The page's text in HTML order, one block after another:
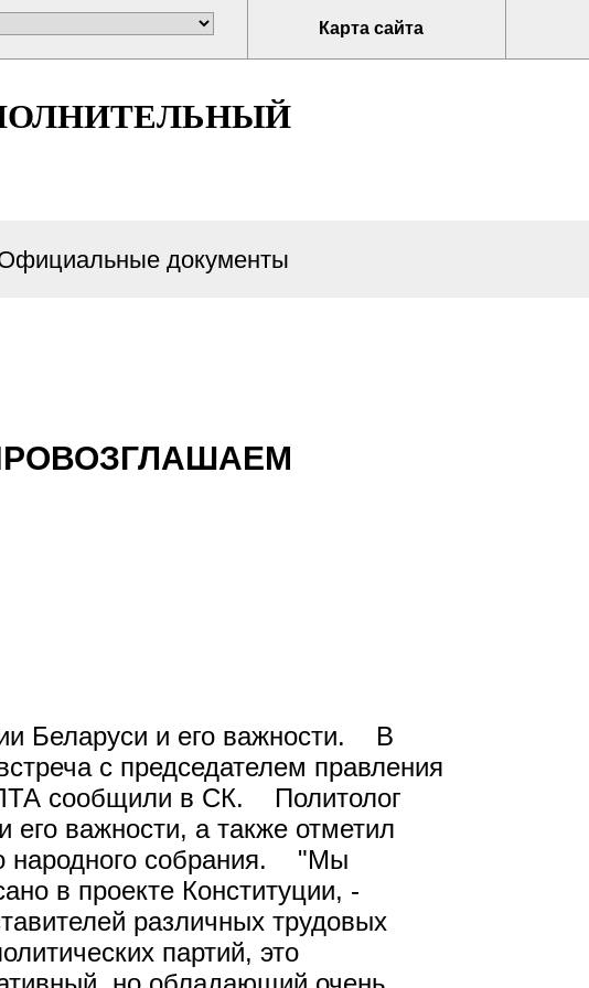
Карта сайта
документы
Беларуси и его важности. В
с председателем правления
сообщили в СК. Политолог
его важности, а также отметил
народного собрания. "Мы
в проекте Конституции, -
различных трудовых
партий, это